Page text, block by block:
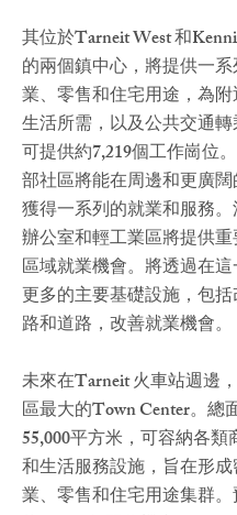
其位於Tarneit West 和
的兩個鎮中心，將提供一
業、零售和住宅用途，為
生活所需，以及公共交通
可提供約7,219個工作崗位
部社區將能在周邊和更廣
獲得一系列的就業和服務
辦公室和輕工業區將提供
區域就業機會。將透過在
更多的主要基礎設施，包
路和道路，改善就業機會。
未來在Tarneit 火車站週邊
區最大的Town Center。總
55,000平方米，可容納各
和生活服務設施，旨在形
業、零售和住宅用途集群